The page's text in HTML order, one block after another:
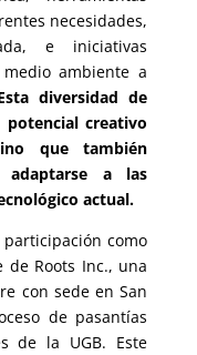
necesidades,
e iniciativas
ambiente a
diversidad de
creativo
que también
adaptarse a las
actual.
como
Roots Inc., una
con sede en San
de pasantías
de la UGB. Este